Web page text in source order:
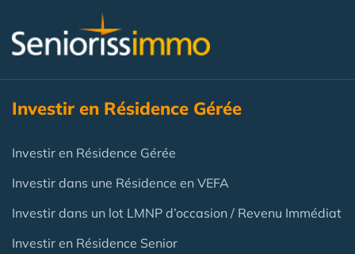
Investir en Résidence Gérée
Investir en Résidence Gérée
Investir dans une Résidence en VEFA
Investir dans un lot LMNP d’occasion / Revenu Immédiat
Investir en Résidence Senior